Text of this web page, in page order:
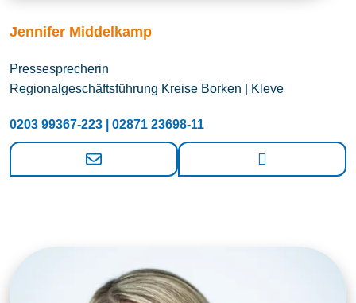
Jennifer Middelkamp
Pressesprecherin
Regionalgeschäftsführung Kreise Borken | Kleve
0203 99367-223 | 02871 23698-11